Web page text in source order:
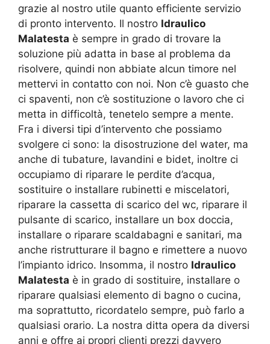
grazie al nostro utile quanto efficiente servizio
di pronto intervento. Il nostro Idraulico
Malatesta è sempre in grado di trovare la
soluzione più adatta in base al problema da
risolvere, quindi non abbiate alcun timore nel
mettervi in contatto con noi. Non c’è guasto che
ci spaventi, non c’è sostituzione o lavoro che ci
metta in difficoltà, tenetelo sempre a mente.
Fra i diversi tipi d’intervento che possiamo
svolgere ci sono: la disostruzione del water, ma
anche di tubature, lavandini e bidet, inoltre ci
occupiamo di riparare le perdite d’acqua,
sostituire o installare rubinetti e miscelatori,
riparare la cassetta di scarico del wc, riparare il
pulsante di scarico, installare un box doccia,
installare o riparare scaldabagni e sanitari, ma
anche ristrutturare il bagno e rimettere a nuovo
l’impianto idrico. Insomma, il nostro Idraulico
Malatesta è in grado di sostituire, installare o
riparare qualsiasi elemento di bagno o cucina,
ma soprattutto, ricordatelo sempre, può farlo a
qualsiasi orario. La nostra ditta opera da diversi
anni e offre ai propri clienti prezzi davvero